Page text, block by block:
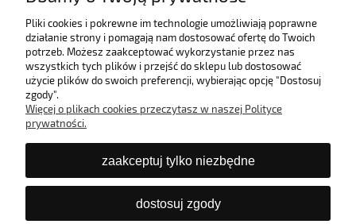
Informacje
O nas
Pliki cookies i pokrewne im technologie umożliwiają poprawne
działanie strony i pomagają nam dostosować ofertę do Twoich
potrzeb. Możesz zaakceptować wykorzystanie przez nas
wszystkich tych plików i przejść do sklepu lub dostosować
użycie plików do swoich preferencji, wybierając opcję "Dostosuj
zgody".
Więcej o plikach cookies przeczytasz w naszej Polityce
prywatności.
zaakceptuj tylko niezbędne
dostosuj zgody